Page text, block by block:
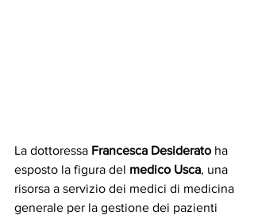
La dottoressa Francesca Desiderato ha
esposto la figura del medico Usca, una
risorsa a servizio dei medici di medicina
generale per la gestione dei pazienti